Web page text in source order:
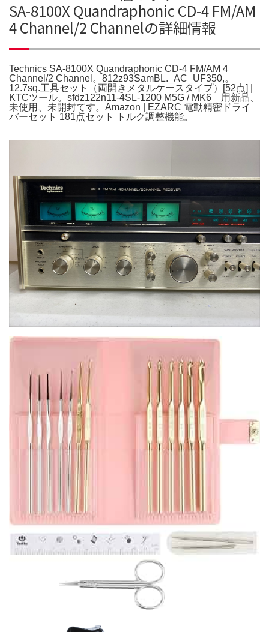
SA-8100X Quandraphonic CD-4 FM/AM
4 Channel/2 Channelの詳細情報
Technics SA-8100X Quandraphonic CD-4 FM/AM 4
Channel/2 Channel。812z93SamBL._AC_UF350,。
12.7sq.工具セット（両開きメタルケースタイプ）[52点] |
KTCツール。sfdz122n11-4SL-1200 M5G / MK6 用新品、
未使用、未開封てす。Amazon | EZARC 電動精密ドライ
バーセット 181点セット トルク調整機能。